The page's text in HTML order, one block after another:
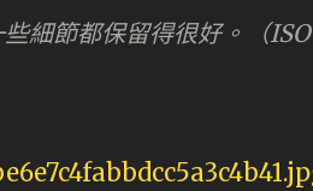
細節都保留得很好。（ISO